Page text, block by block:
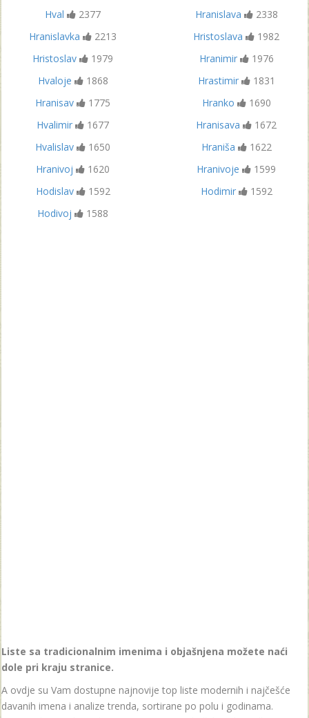
Hval
2377 Hranislava
2338
Hranislavka
2213 Hristoslava
1982
Hristoslav
1979 Hranimir
1976
Hvaloje
1868 Hrastimir
1831
Hranisav
1775 Hranko
1690
Hvalimir
1677 Hranisava
1672
Hvalislav
1650 Hraniša
1622
Hranivoj
1620 Hranivoje
1599
Hodislav
1592 Hodimir
1592
Hodivoj
1588
Liste sa tradicionalnim imenima i objašnjena možete naći
dole pri kraju stranice.
A ovdje su Vam dostupne najnovije top liste modernih i najčešće
davanih imena i analize trenda, sortirane po polu i godinama.